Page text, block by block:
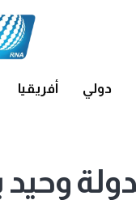
دولي أفريقيا